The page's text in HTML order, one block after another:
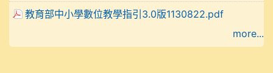
教育部中小學數位教學指引3.0版1130822.pdf
more...